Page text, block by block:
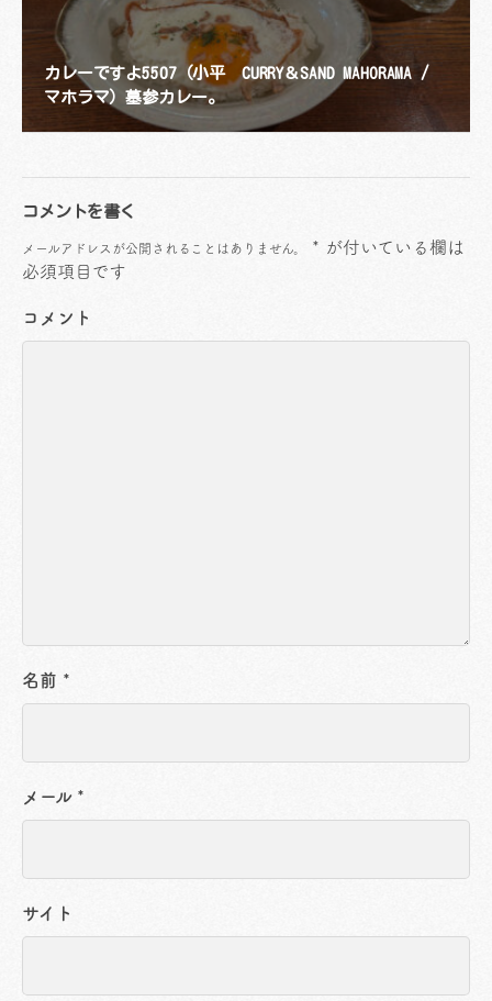
カレーですよ5507（小平 CURRY＆SAND MAHORAMA /
マホラマ）墓参カレー。
コメントを書く
メールアドレスが公開されることはありません。 * が付いている欄は
必須項目です
コメント
名前 *
メール *
サイト